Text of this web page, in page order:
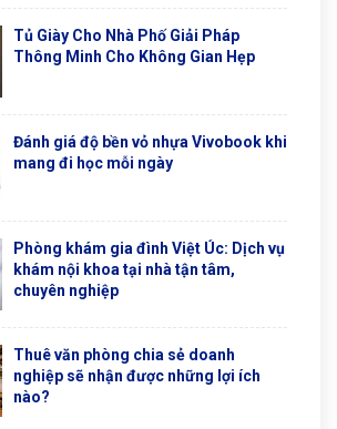
Tủ Giày Cho Nhà Phố Giải Pháp
Thông Minh Cho Không Gian Hẹp
Đánh giá độ bền vỏ nhựa Vivobook khi
mang đi học mỗi ngày
Phòng khám gia đình Việt Úc: Dịch vụ
khám nội khoa tại nhà tận tâm,
chuyên nghiệp
Thuê văn phòng chia sẻ doanh
nghiệp sẽ nhận được những lợi ích
nào?